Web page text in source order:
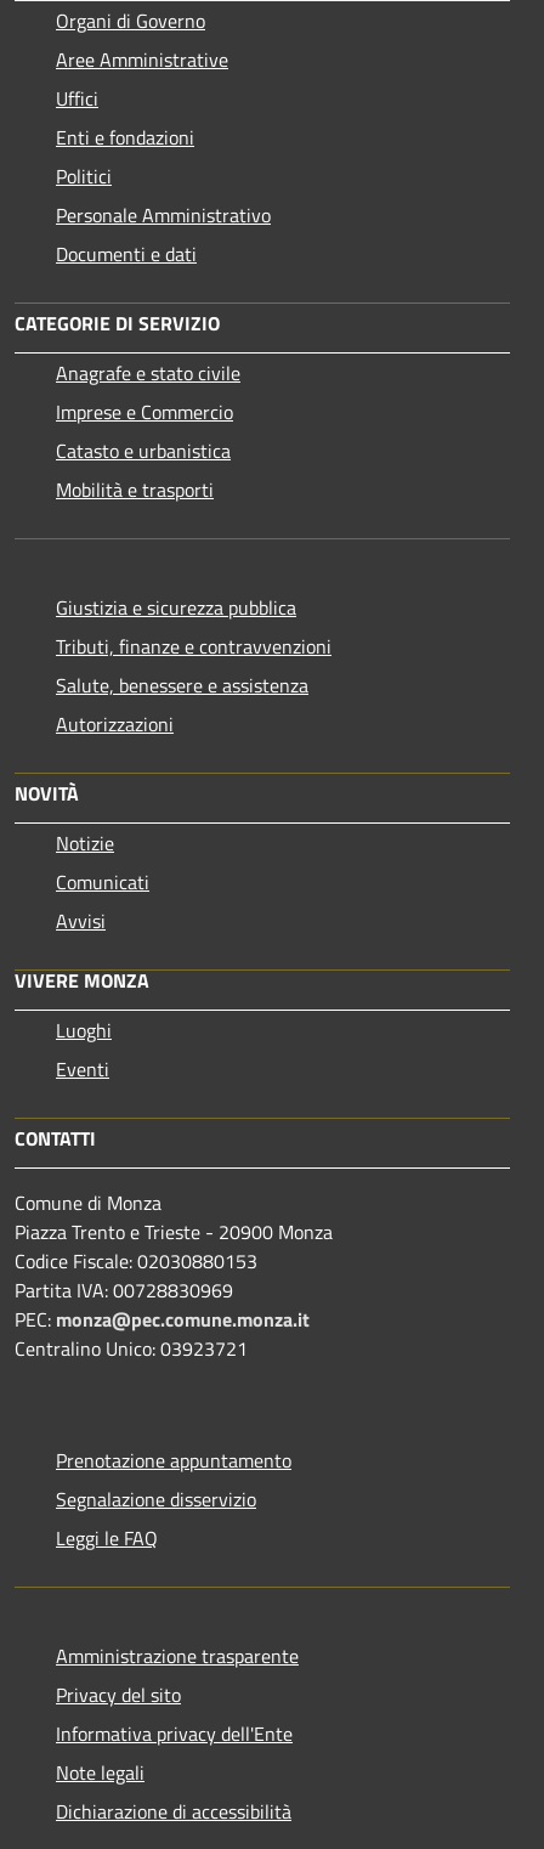
Organi di Governo
Aree Amministrative
Uffici
Enti e fondazioni
Politici
Personale Amministrativo
Documenti e dati
CATEGORIE DI SERVIZIO
Anagrafe e stato civile
Imprese e Commercio
Catasto e urbanistica
Mobilità e trasporti
Giustizia e sicurezza pubblica
Tributi, finanze e contravvenzioni
Salute, benessere e assistenza
Autorizzazioni
NOVITÀ
Notizie
Comunicati
Avvisi
VIVERE MONZA
Luoghi
Eventi
CONTATTI
Comune di Monza
Piazza Trento e Trieste - 20900 Monza
Codice Fiscale: 02030880153
Partita IVA: 00728830969
PEC: monza@pec.comune.monza.it
Centralino Unico: 03923721
Prenotazione appuntamento
Segnalazione disservizio
Leggi le FAQ
Amministrazione trasparente
Privacy del sito
Informativa privacy dell'Ente
Note legali
Dichiarazione di accessibilità